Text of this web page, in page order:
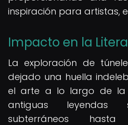
inspiración para artistas,
Impacto en la
La exploración de
dejado una huella
el arte a lo largo de la
antiguas leyendas
subterráneos